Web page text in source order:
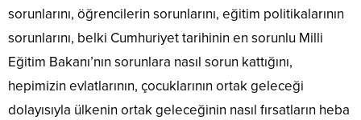
sorunlarını, öğrencilerin sorunlarını, eğitim politikalarının
sorunlarını, belki Cumhuriyet tarihinin en sorunlu Milli
Eğitim Bakanı’nın sorunlara nasıl sorun kattığını,
hepimizin evlatlarının, çocuklarının ortak geleceği
dolayısıyla ülkenin ortak geleceğinin nasıl fırsatların heba